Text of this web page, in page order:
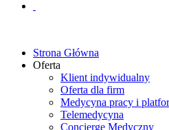
Strona Główna
Oferta
Klient indywidualny
Oferta dla firm
Medycyna pracy i
Telemedycyna
Concierge Medyczny